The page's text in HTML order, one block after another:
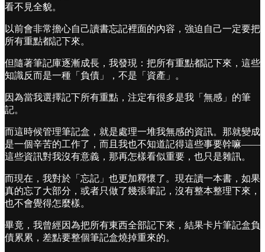
看不見全貌。
以前會非常擔心自己讀書忘記裡面的內容，強迫自己一定要把
所有重點都記下來。
但隨著筆記庫逐漸成長，我發現：把所有重點都記下來，這些
知識反而是一種「負債」，不是「資產」。
因為當我選擇記下所有重點，注定有很多是我「無感」的筆
記。
而這時候管理筆記盒，就是處理一堆我無感的資訊。那就變成
是一個辛苦的工作了，而且我也不知道記得這些事要幹嘛——
這些資訊對我沒有意義，那再怎樣看似重要，也只是雜訊。
而現在，我對於「忘記」也更加釋懷了。現在讀一本書，如果
真的忘了大部分，或者只做了幾張筆記，沒有整本整理下來，
也不會覺得怎麼樣。
畢竟，我曾經因為把所有東西全部記下來，結果卡片筆記盒負
債累累，差點要整個筆記盒燒掉重來的。